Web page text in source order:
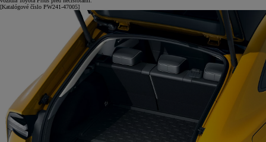
[Katalógové číslo PW241-47005]